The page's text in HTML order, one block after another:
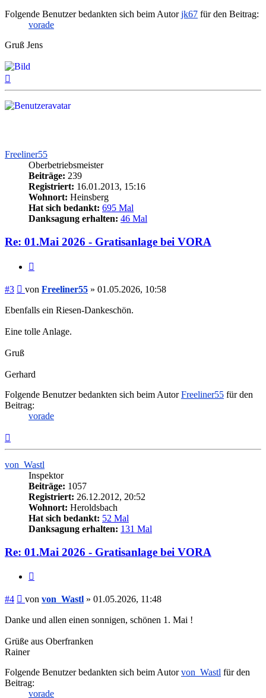
Folgende Benutzer bedankten sich beim Autorjk67 für den Beitrag:
vorade
Gruß Jens
oben
Freeliner55
Oberbetriebsmeister
Beiträge: 239
Registriert: 16.01.2013, 15:16
Wohnort: Heinsberg
Hat sich bedankt: 695 Mal
Danksagung erhalten: 46 Mal
Re: 01.Mai 2026 - Gratisanlage bei VORA
#3 Beitrag
von Freeliner55 » 01.05.2026, 10:58
Ebenfalls ein Riesen-Dankeschön.
Eine tolle Anlage.
Gruß
Gerhard
Folgende Benutzer bedankten sich beim AutorFreeliner55 für den
Beitrag:
vorade
von_Wastl
Inspektor
Beiträge: 1057
Registriert: 26.12.2012, 20:52
Wohnort: Heroldsbach
Hat sich bedankt: 52 Mal
Danksagung erhalten: 131 Mal
Re: 01.Mai 2026 - Gratisanlage bei VORA
#4 Beitrag
von von_Wastl » 01.05.2026, 11:48
Danke und allen einen sonnigen, schönen 1. Mai !
Grüße aus Oberfranken
Rainer
Folgende Benutzer bedankten sich beim Autorvon_Wastl für den
Beitrag:
vorade